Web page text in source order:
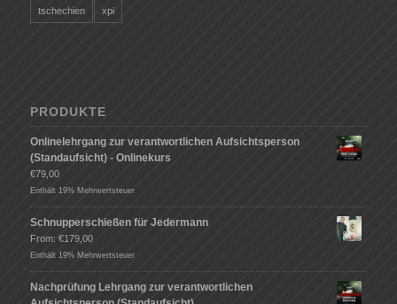
tschechien xpi
PRODUKTE
Onlinelehrgang zur verantwortlichen Aufsichtsperson
(Standaufsicht) - Onlinekurs
€79,00
Enthält 19% Mehrwertsteuer
Schnupperschießen für Jedermann
From: €179,00
Enthält 19% Mehrwertsteuer
Nachprüfung Lehrgang zur verantwortlichen